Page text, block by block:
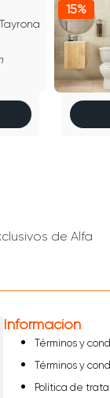
15%
de Alfa
Información
Términos y
Términos y
Política de